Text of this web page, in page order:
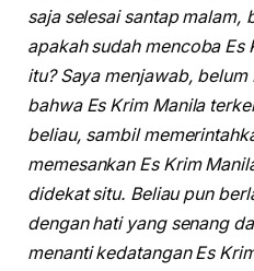
saja selesai santap malam,
apakah sudah mencoba Es
itu? Saya menjawab,
bahwa Es Krim Manila
beliau, sambil
memesankan Es Krim
didekat situ. Beliau pun
dengan hati yang senang
menanti kedatangan Es